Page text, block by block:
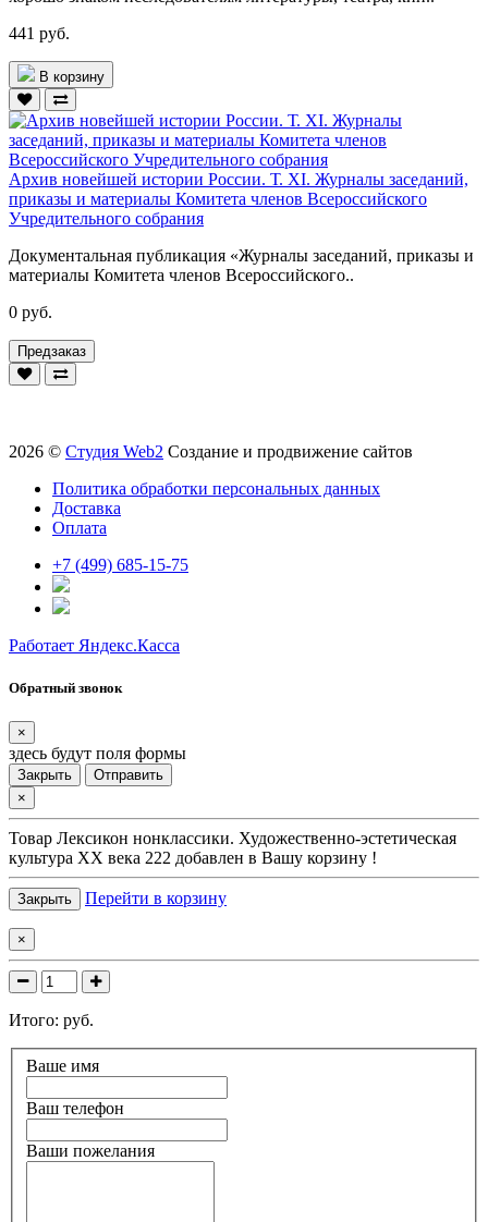
441 руб.
В корзину
Архив новейшей истории России. Т. XI. Журналы заседаний,
приказы и материалы Комитета членов Всероссийского
Учредительного собрания
Документальная публикация «Журналы заседаний, приказы и
материалы Комитета членов Всероссийского..
0 руб.
Предзаказ
2026 © Студия Web2 Создание и продвижение сайтов
Политика обработки персональных данных
Доставка
Оплата
+7 (499) 685-15-75
Работает Яндекс.Касса
Обратный звонок
×
здесь будут поля формы
Закрыть
Отправить
×
Товар Лексикон нонклассики. Художественно-эстетическая
культура XX века 222 добавлен в Вашу корзину !
Закрыть Перейти в корзину
×
Итого: руб.
Ваше имя
Ваш телефон
Ваши пожелания